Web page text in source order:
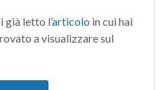
già letto l’articolo in cui hai
a visualizzare sul